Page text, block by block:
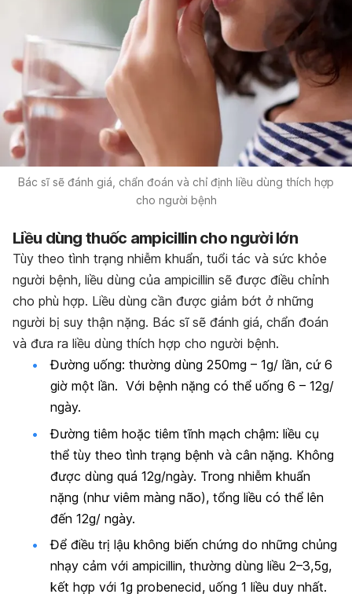
Bác sĩ sẽ đánh giá, chẩn đoán và chỉ định liều dùng thích hợp
cho người bệnh
Liều dùng thuốc ampicillin cho người lớn
Tùy theo tình trạng nhiễm khuẩn, tuổi tác và sức khỏe
người bệnh, liều dùng của ampicillin sẽ được điều chỉnh
cho phù hợp. Liều dùng cần được giảm bớt ở những
người bị suy thận nặng. Bác sĩ sẽ đánh giá, chẩn đoán
và đưa ra liều dùng thích hợp cho người bệnh.
Đường uống: thường dùng 250mg – 1g/ lần, cứ 6
giờ một lần. Với bệnh nặng có thể uống 6 – 12g/
ngày.
Đường tiêm hoặc tiêm tĩnh mạch chậm: liều cụ
thể tùy theo tình trạng bệnh và cân nặng. Không
được dùng quá 12g/ngày. Trong nhiễm khuẩn
nặng (như viêm màng não), tổng liều có thể lên
đến 12g/ ngày.
Để điều trị lậu không biến chứng do những chủng
nhạy cảm với ampicillin, thường dùng liều 2–3,5g,
kết hợp với 1g probenecid, uống 1 liều duy nhất.